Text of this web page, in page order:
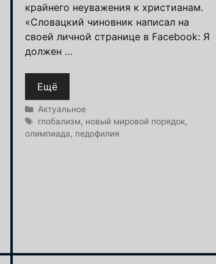
крайнего неуважения к христианам.
«Словацкий чиновник написал на
своей личной странице в Facebook: Я
должен …
Ещё
Рубрики
Актуальное
Метки
глобализм, новый мировой порядок,
олимпиада, педофилия